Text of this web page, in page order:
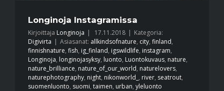
Longinoja Instagramissa
Kirjoittaja Longinoja | 17.11.2018 | Kategoria:
Digivirta | Asiasanat: allkindsofnature, city, finland,
finnishnature, fish, ig_finland, igswildlife, instagram,
Longinoja, longinojasyksy, luonto, Luontokuvaus, nature,
nature_brilliance, nature_of_our_world, naturelovers,
naturephotography, night, nikonworld_ , river, seatrout,
suomenluonto, suomi, taimen, urban, yleluonto